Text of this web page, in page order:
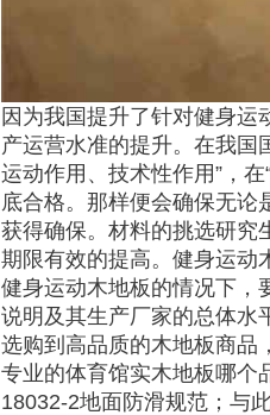
因为我国提升了针对健身运
产运营水准的提升。在我国
运动作用、技术性作用”，
底合格。那样便会确保无论
获得确保。材料的挑选研究
期限有效的提高。健身运动
健身运动木地板的情况下，
说明及其生产厂家的总体水
选购到高品质的木地板商品
专业的体育馆实木地板哪个
18032-2地面防滑规范；与